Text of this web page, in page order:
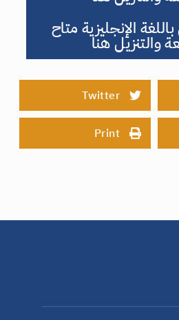
الإنجليزية متاح
والتنزيل هنا
Twitter
Print